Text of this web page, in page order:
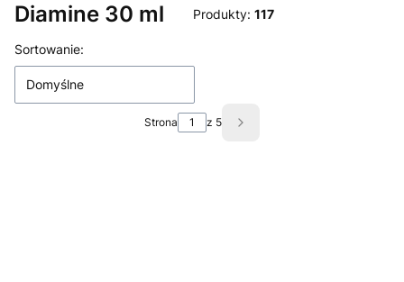
Diamine 30 ml Produkty: 117
Lista produktów
Sortowanie:
Domyślne
Strona z 5 Następne produkty